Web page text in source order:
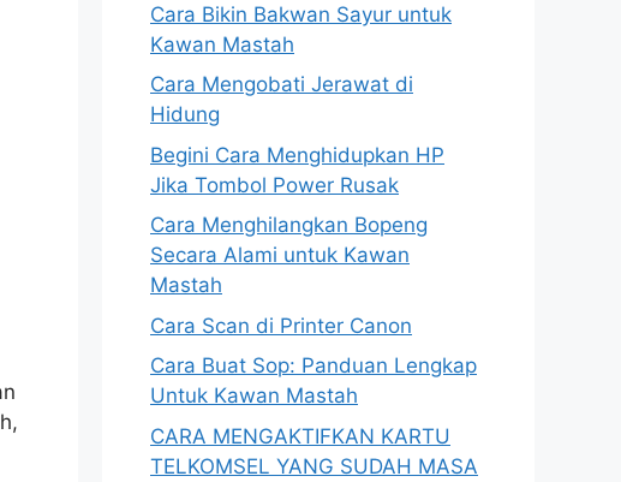
Cara Bikin Bakwan Sayur untuk
Kawan Mastah
Cara Mengobati Jerawat di
Hidung
Begini Cara Menghidupkan HP
Jika Tombol Power Rusak
Cara Menghilangkan Bopeng
Secara Alami untuk Kawan
Mastah
Cara Scan di Printer Canon
Cara Buat Sop: Panduan Lengkap
Untuk Kawan Mastah
CARA MENGAKTIFKAN KARTU
TELKOMSEL YANG SUDAH MASA